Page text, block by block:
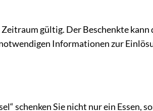
gültig. Der Beschenkte kann
Informationen zur
schenken Sie nicht nur ein Essen,